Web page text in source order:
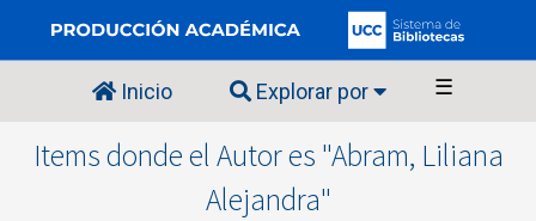
Inicio Explorar por ☰
Items donde el Autor es "Abram, Liliana
Alejandra"